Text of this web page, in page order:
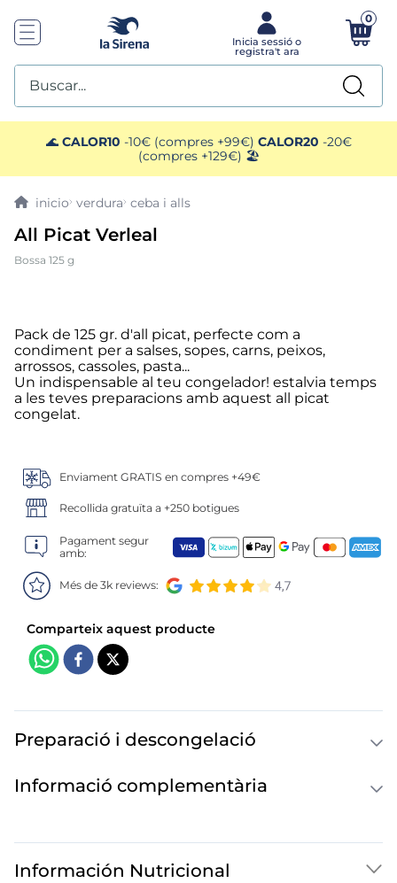
0
Buscar...
🌊 CALOR10 -10€ (compres +99€) CALOR20 -20€
(compres +129€) 🏖️
verdura ceba i alls
All Picat Verleal
Bossa 125 g
Pack de 125 gr. d'all picat, perfecte com a
condiment per a salses, sopes, carns, peixos,
arrossos, cassoles, pasta...
Un indispensable al teu congelador! estalvia temps
a les teves preparacions amb aquest all picat
congelat.
Enviament GRATIS en compres +49€
Recollida gratuïta a +250 botigues
Pagament segur
amb:
Més de 3k reviews:
Preparació i descongelació
Informació complementària
Información Nutricional
TOP SEARCHES
1. helados sirena
gambas
3. patatas
5. verduras
6 . croquetas
8. listísimos
10. pollo